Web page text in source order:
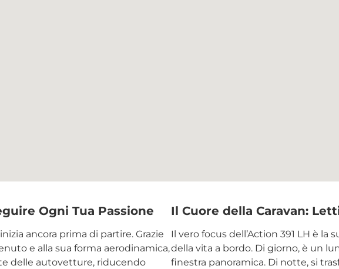
Ogni Tua Passione
ancora prima di partire. Grazie
e alla sua forma aerodinamica,
delle autovetture, riducendo
Il Cuore della Caravan:
Il vero focus dell’Action 391 LH è
della vita a bordo. Di giorno, è un
finestra panoramica. Di notte, si